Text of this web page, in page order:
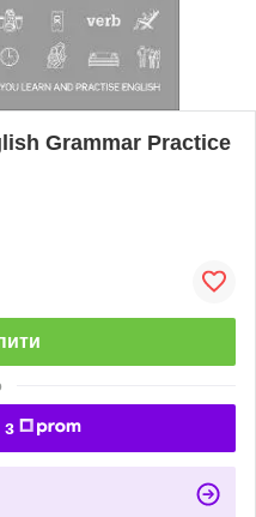
Grammar Practice
з